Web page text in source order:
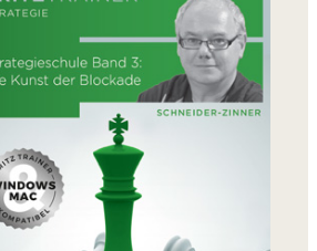
Minutes
FritzTrainer
Starting
out
Beginner
products
ChessBase
Magazine
Magazine
Extra
Subscription